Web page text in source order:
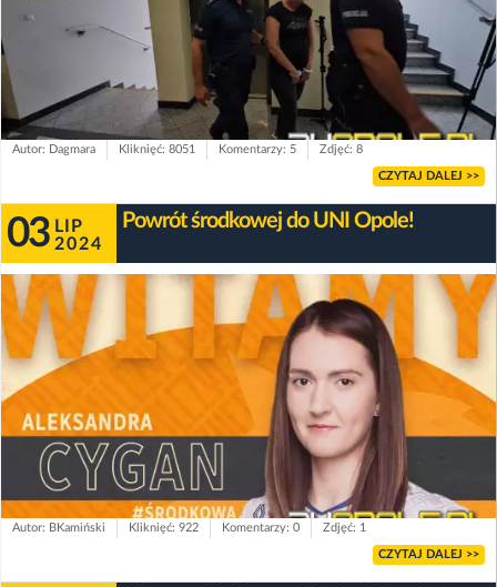
Autor: Dagmara Kliknięć: 8051 Komentarzy: 5 Zdjęć: 8
CZYTAJ DALEJ >>
03 LIP
2024
Powrót środkowej do UNI Opole!
Autor: BKamiński Kliknięć: 922 Komentarzy: 0 Zdjęć: 1
CZYTAJ DALEJ >>